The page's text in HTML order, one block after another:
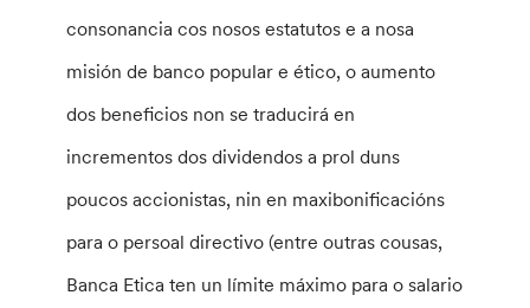
consonancia cos nosos estatutos e a nosa
misión de banco popular e ético, o aumento
dos beneficios non se traducirá en
incrementos dos dividendos a prol duns
poucos accionistas, nin en maxibonificacións
para o persoal directivo (entre outras cousas,
Banca Etica ten un límite máximo para o salario